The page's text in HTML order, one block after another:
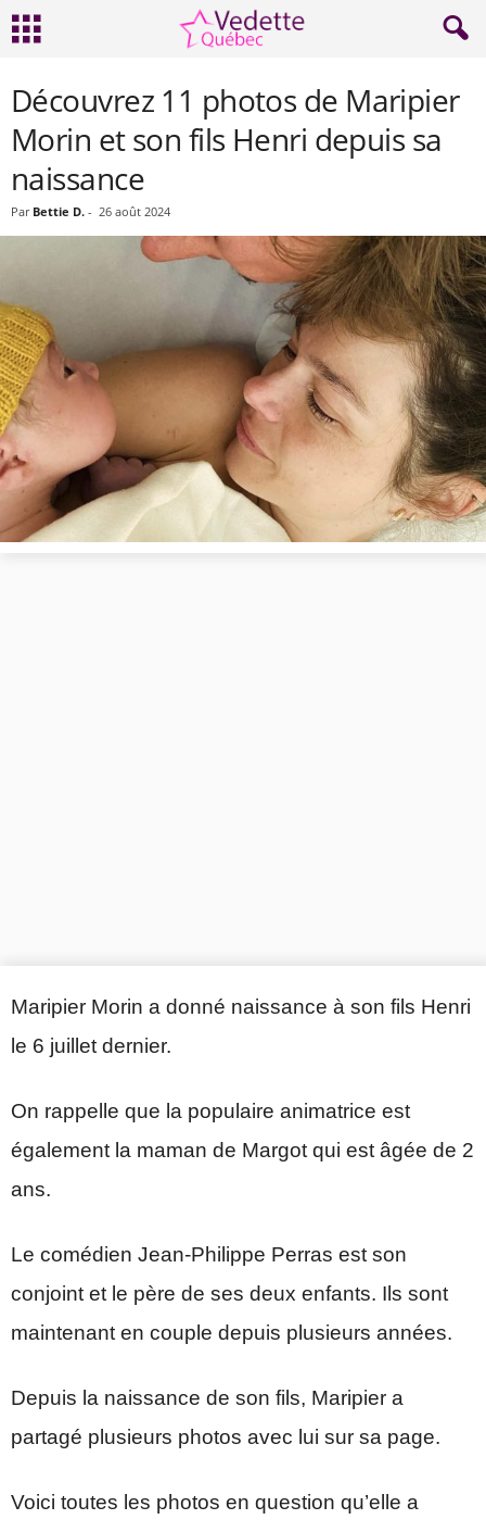
Découvrez 11 photos de Maripier
Morin et son fils Henri depuis sa
naissance
Par Bettie D. - 26 août 2024
Maripier Morin a donné naissance à son fils Henri
le 6 juillet dernier.
On rappelle que la populaire animatrice est
également la maman de Margot qui est âgée de 2
ans.
Le comédien Jean-Philippe Perras est son
conjoint et le père de ses deux enfants. Ils sont
maintenant en couple depuis plusieurs années.
Depuis la naissance de son fils, Maripier a
partagé plusieurs photos avec lui sur sa page.
Voici toutes les photos en question qu’elle a